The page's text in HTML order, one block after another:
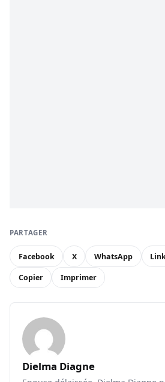
PARTAGER
Facebook X WhatsApp
Copier Imprimer
Dielma Diagne